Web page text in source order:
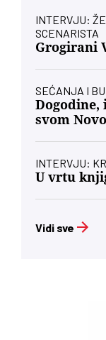
INTERVJU:
SCENARISTA
Grogirani
SEĆANJA I
Dogodine,
svom
INTERVJU:
U vrtu
Vidi sve